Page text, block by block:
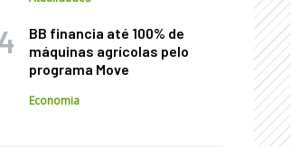
BB financia até 100% de
máquinas agrícolas pelo
programa Move
Economia